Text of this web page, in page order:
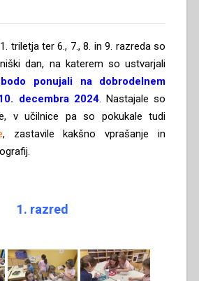
triletja ter 6., 7., 8. in 9. razreda so
dan, na katerem so ustvarjali
ponujali na dobrodelnem
decembra 2024. Nastajale so
v učilnice pa so pokukale tudi
, zastavile kakšno vprašanje in
1. razred